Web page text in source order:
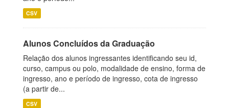
CSV
Alunos Concluídos da Graduação
Relação dos alunos ingressantes identificando seu id,
curso, campus ou polo, modalidade de ensino, forma de
ingresso, ano e período de ingresso, cota de ingresso
(a partir de...
CSV